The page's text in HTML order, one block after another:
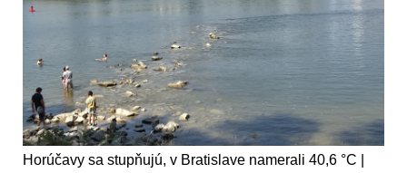
Horúčavy sa stupňujú, v Bratislave namerali 40,6 °C |